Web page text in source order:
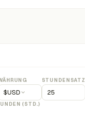
$USD
STUNDENSATZ
(STD.)